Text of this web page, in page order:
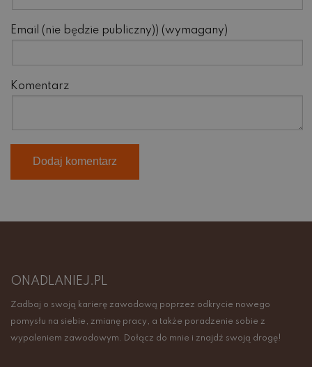
Email (nie będzie publiczny)) (wymagany)
Komentarz
ONADLANIEJ.PL
Zadbaj o swoją karierę zawodową poprzez odkrycie nowego
pomysłu na siebie, zmianę pracy, a także poradzenie sobie z
wypaleniem zawodowym. Dołącz do mnie i znajdź swoją drogę!